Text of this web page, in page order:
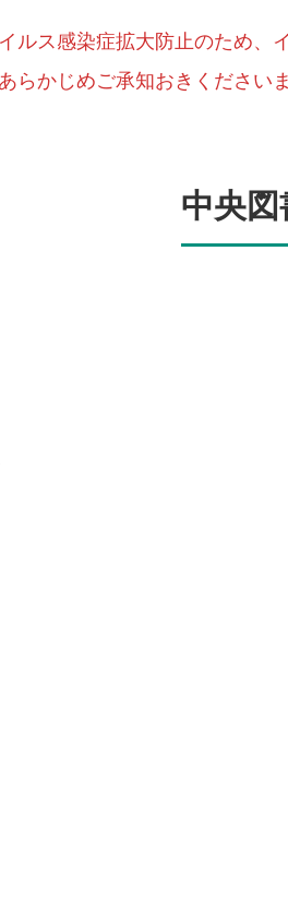
ルス感染症拡大防止のため、
あらかじめご承知おきください
中央